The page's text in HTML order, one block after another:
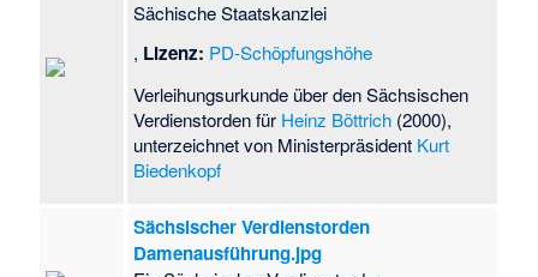
Sächische Staatskanzlei
, Lizenz: PD-Schöpfungshöhe
Verleihungsurkunde über den Sächsischen
Verdienstorden für Heinz Böttrich (2000),
unterzeichnet von Ministerpräsident Kurt
Biedenkopf
Sächsischer Verdienstorden
Damenausführung.jpg